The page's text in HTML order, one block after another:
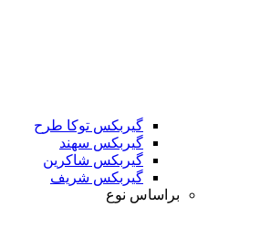
گیربکس توکا طرح
گیربکس سهند
گیربکس شاکرین
گیربکس شریف
براساس نوع